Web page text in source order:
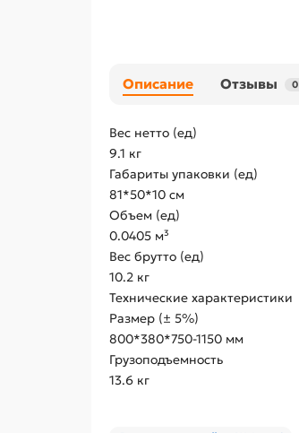
Описание Отзывы 0
Вес нетто (ед)
9.1 кг
Габариты упаковки (ед)
81*50*10 см
Объем (ед)
0.0405 м³
Вес брутто (ед)
10.2 кг
Технические характеристики
Размер (± 5%)
800*380*750-1150 мм
Грузоподъемность
13.6 кг